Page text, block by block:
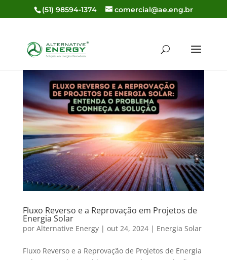
(51) 98594-1374 comercial@ae.eng.br
Fluxo Reverso e a Reprovação em Projetos de
Energia Solar
por Alternative Energy| out 24, 2024| Energia Solar
Fluxo Reverso e a Reprovação de Projetos de Energia